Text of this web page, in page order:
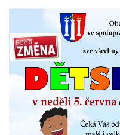
VÝJEZDOVÁ JEDNOTKA
FOTOGALERIE
PLÁNOVANÉ AKCE
PROBĚHLÉ AKCE